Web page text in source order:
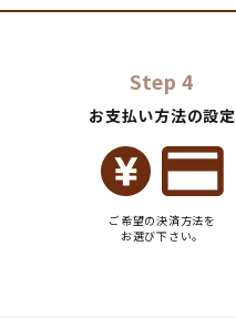
Step 4
お支払い方法の設定
ご希望の決済方法を
お選び下さい。